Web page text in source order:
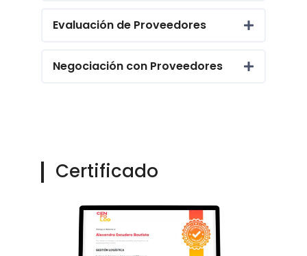
Evaluación de Proveedores
Negociación con Proveedores
Certificado